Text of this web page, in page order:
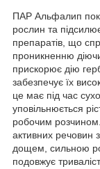
ПАР Альфалип
рослин та
препаратів, що
проникненню
прискорює дію
забезпечує їх
це має під час
уповільнюється
робочим
активних речовин
дощем, сильною
подовжує